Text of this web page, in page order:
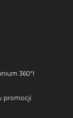
360°!
promocji